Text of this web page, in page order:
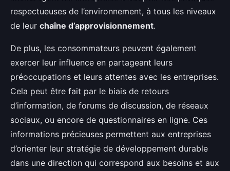
respectueuses de l’environnement, à tous les niveaux
de leur chaîne d’approvisionnement.
De plus, les consommateurs peuvent également
exercer leur influence en partageant leurs
préoccupations et leurs attentes avec les entreprises.
Cela peut être fait par le biais de retours
d’information, de forums de discussion, de réseaux
sociaux, ou encore de questionnaires en ligne. Ces
informations précieuses permettent aux entreprises
d’orienter leur stratégie de développement durable
dans une direction qui correspond aux besoins et aux